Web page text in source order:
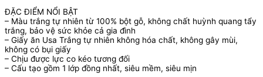
ĐẶC ĐIỂM NỔI BẬT
– Màu trắng tự nhiên từ 100% bột gỗ, không chất huỳnh quang tẩy
trắng, bảo vệ sức khỏe cả gia đình
– Giấy ăn Usa Trắng tự nhiên không hóa chất, không gây mùi,
không có bụi giấy
– Chịu được lực co kéo tương đối
– Cấu tạo gồm 1 lớp đồng nhất, siêu mềm, siêu mịn